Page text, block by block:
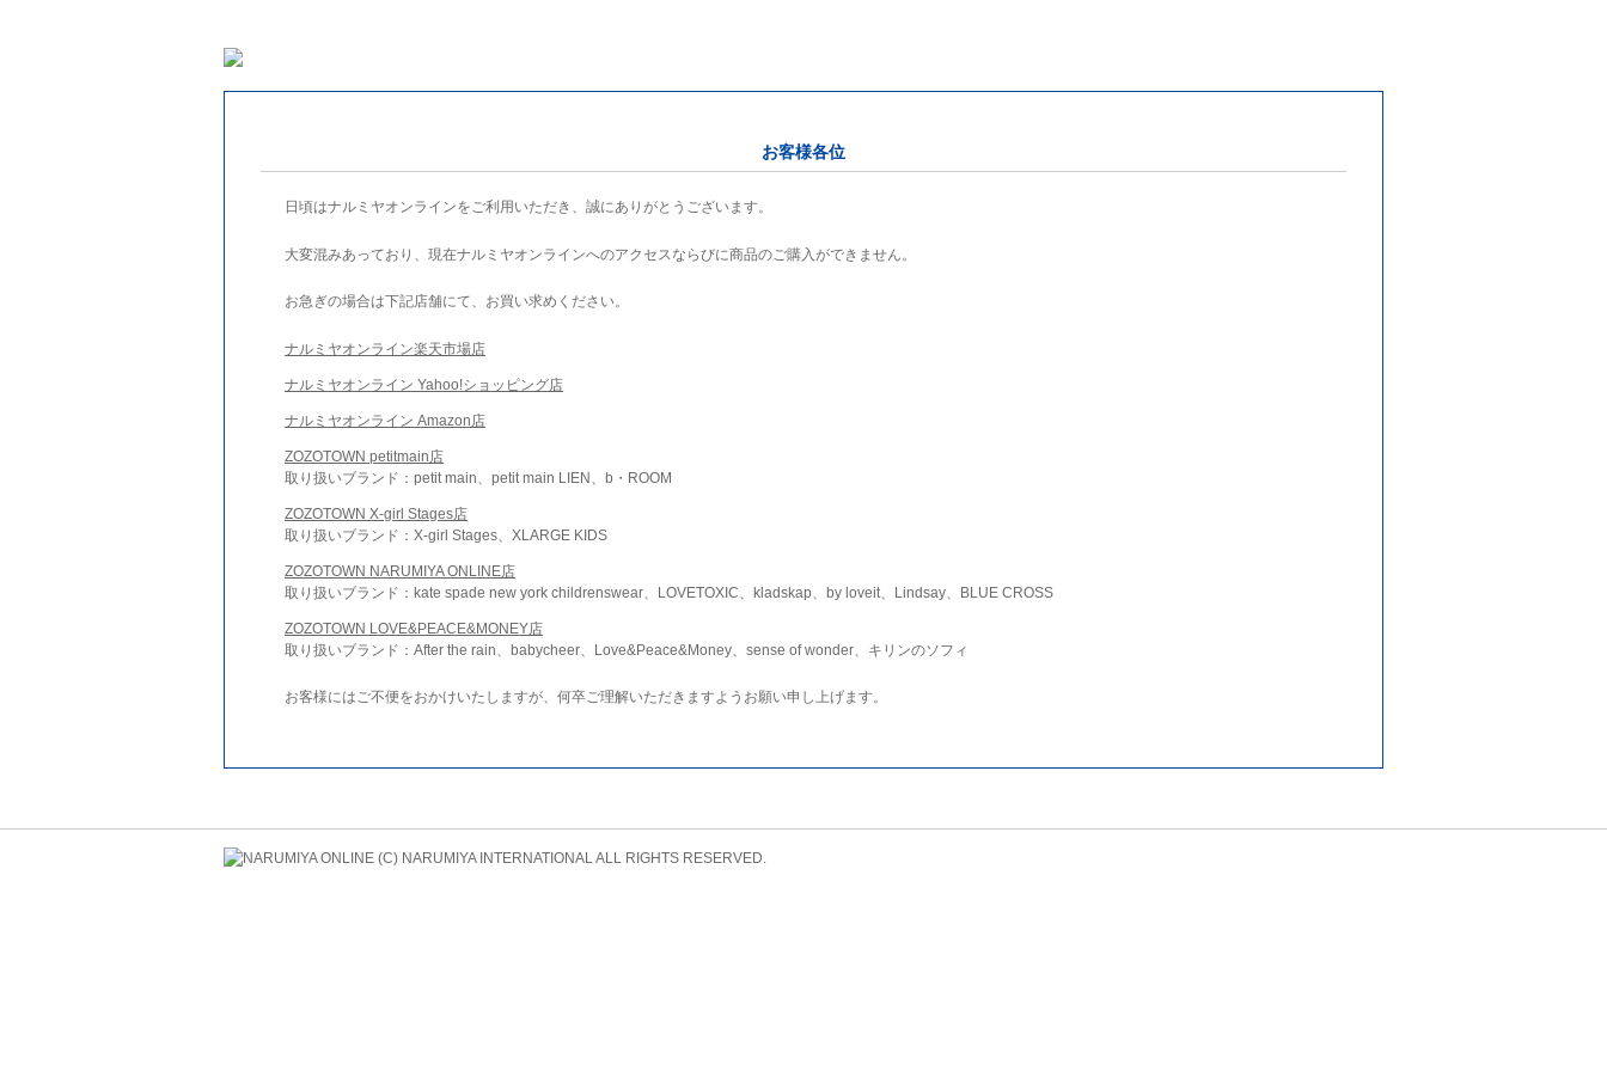
お客様各位
日頃はナルミヤオンラインをご利用いただき、誠にありがとうございます。
大変混みあっており、現在ナルミヤオンラインへのアクセスならびに商品のご購入ができません。
お急ぎの場合は下記店舗にて、お買い求めください。
ナルミヤオンライン楽天市場店
ナルミヤオンライン Yahoo!ショッピング店
ナルミヤオンライン Amazon店
ZOZOTOWN petitmain店
取り扱いブランド：petit main、petit main LIEN、b・ROOM
ZOZOTOWN X-girl Stages店
取り扱いブランド：X-girl Stages、XLARGE KIDS
ZOZOTOWN NARUMIYA ONLINE店
取り扱いブランド：kate spade new york childrenswear、LOVETOXIC、kladskap、by loveit、Lindsay、BLUE CROSS
ZOZOTOWN LOVE&PEACE&MONEY店
取り扱いブランド：After the rain、babycheer、Love&Peace&Money、sense of wonder、キリンのソフィ
お客様にはご不便をおかけいたしますが、何卒ご理解いただきますようお願い申し上げます。